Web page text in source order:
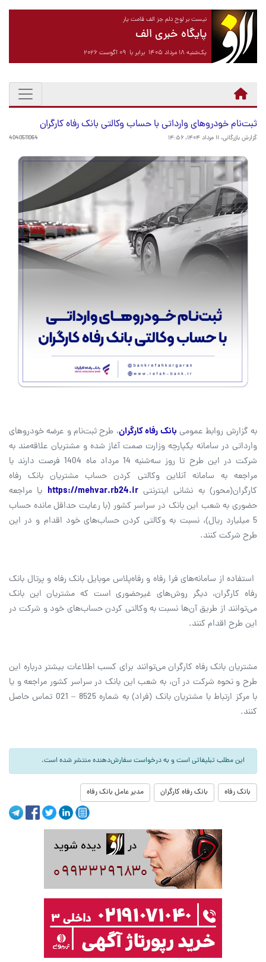
نیست بر لوح دلم جز الف قامت یار
پایگاه خبری الف
یک‌شنبه ۱۸ مرداد ۱۴۰۵ برابر با ۰۹ آگوست ۲۰۲۶
ثبت‌نام خودروهای وارداتی با حساب وکالتی بانک رفاه کارگران
گزارش بازرگانی، ۱۱ مرداد ۱۴۰۴، ۱۴:۵۶ 4040511064
به گزارش روابط عمومی بانک رفاه کارگران، طرح ثبت‌نام و عرضه خودروهای
وارداتی در سامانه یکپارچه وزارت صمت آغاز شده و مشتریان علاقه‌مند به
شرکت در این طرح تا روز سه‌شنبه 14 مرداد ماه 1404 فرصت دارند با
مراجعه به سامانه آنلاین وکالتی کردن حساب مشتریان بانک رفاه
کارگران(محور) به نشانی اینترنتیhttps://mehvar.rb24.ir یا مراجعه
حضوری به شعب این بانک در سراسر کشور (با رعایت حداقل مانده حساب
5 میلیارد ریال)، نسبت به وکالتی کردن حساب‌های خود اقدام و در این
طرح شرکت کنند.
️ استفاده از سامانه‌های فرا رفاه و رفاه‌پلاس موبایل بانک رفاه و پرتال بانک
رفاه کارگران، دیگر روش‌های غیرحضوری است که مشتریان این بانک
می‌توانند از طریق آن‌ها نسبت به وکالتی کردن حساب‌های خود و شرکت در
این طرح اقدام کنند.
مشتریان بانک رفاه کارگران می‌توانند برای کسب اطلاعات بیشتر درباره این
طرح و نحوه شرکت در آن، به شعب این بانک در سراسر کشور مراجعه و یا
با مرکز ارتباط با مشتریان بانک (فراد) به شماره 8525 – 021 تماس حاصل
کنند.
این مطلب تبلیغاتی است و به درخواست سفارش‌دهنده منتشر شده است.
بانک رفاه بانک رفاه کارگران مدیر عامل بانک رفاه